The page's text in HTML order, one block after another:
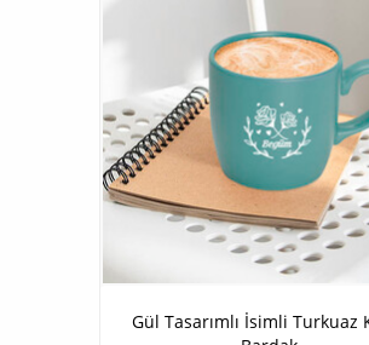
Gül Tasarımlı İsimli Turkuaz